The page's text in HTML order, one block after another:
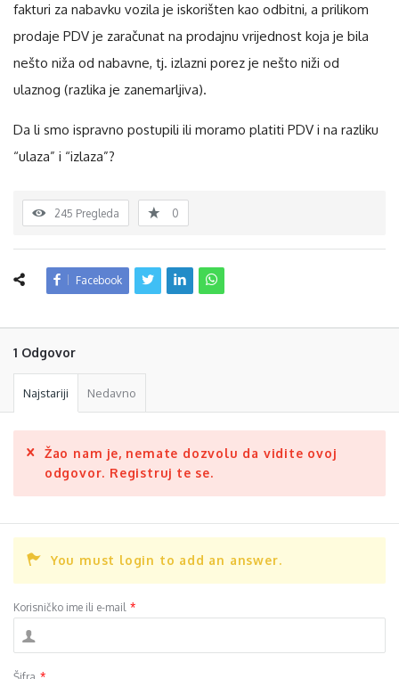
fakturi za nabavku vozila je iskorišten kao odbitni, a prilikom
prodaje PDV je zaračunat na prodajnu vrijednost koja je bila
nešto niža od nabavne, tj. izlazni porez je nešto niži od
ulaznog (razlika je zanemarljiva).
Da li smo ispravno postupili ili moramo platiti PDV i na razliku
“ulaza” i “izlaza”?
245 Pregleda 0
Facebook
1 Odgovor
Najstariji Nedavno
Žao nam je, nemate dozvolu da vidite ovoj
odgovor. Registruj te se.
You must login to add an answer.
Korisničko ime ili e-mail *